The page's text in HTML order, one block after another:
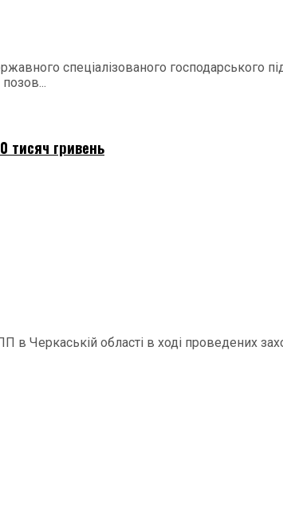
спеціалізованого господарського
тисяч гривень
в Черкаській області в ході проведених